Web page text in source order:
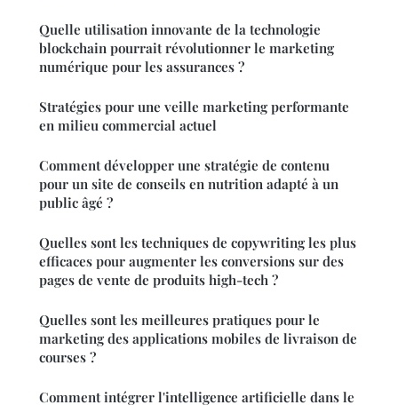
Quelle utilisation innovante de la technologie
blockchain pourrait révolutionner le marketing
numérique pour les assurances ?
Stratégies pour une veille marketing performante
en milieu commercial actuel
Comment développer une stratégie de contenu
pour un site de conseils en nutrition adapté à un
public âgé ?
Quelles sont les techniques de copywriting les plus
efficaces pour augmenter les conversions sur des
pages de vente de produits high-tech ?
Quelles sont les meilleures pratiques pour le
marketing des applications mobiles de livraison de
courses ?
Comment intégrer l'intelligence artificielle dans le